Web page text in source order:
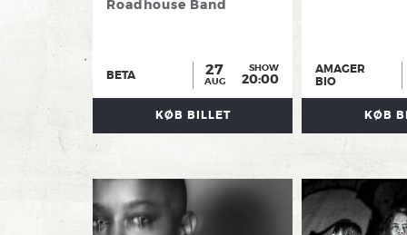
Roadhouse Band
BETA 27
AUG
SHOW
20:00
KØB BILLET
AMAGER
BIO
KØB